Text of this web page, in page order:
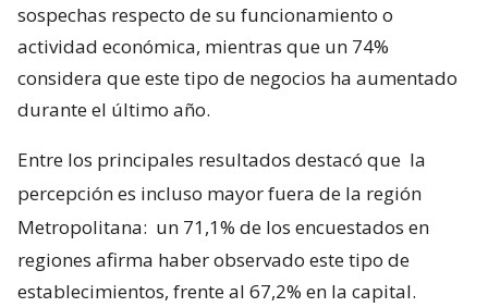
sospechas respecto de su funcionamiento o
actividad económica, mientras que un 74%
considera que este tipo de negocios ha aumentado
durante el último año.
Entre los principales resultados destacó que la
percepción es incluso mayor fuera de la región
Metropolitana: un 71,1% de los encuestados en
regiones afirma haber observado este tipo de
establecimientos, frente al 67,2% en la capital.